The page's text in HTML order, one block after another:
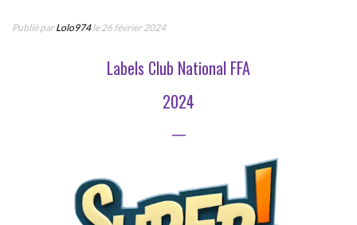
Publié parLolo974le 26 février 2024
Labels Club National FFA
2024
—